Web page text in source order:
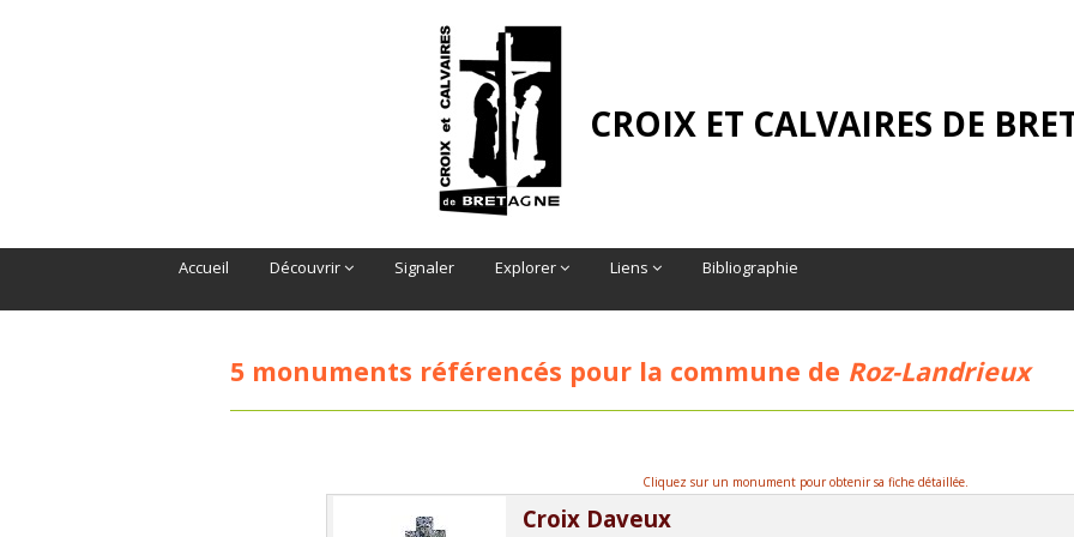
CROIX ET CALVAIRES DE
Accueil Découvrir Signaler Explorer Liens Bibliographie
5 monuments référencés pour la commune de Roz-Landrieux
Cliquez sur un monument pour obtenir sa fiche détaillée.
Croix Daveux